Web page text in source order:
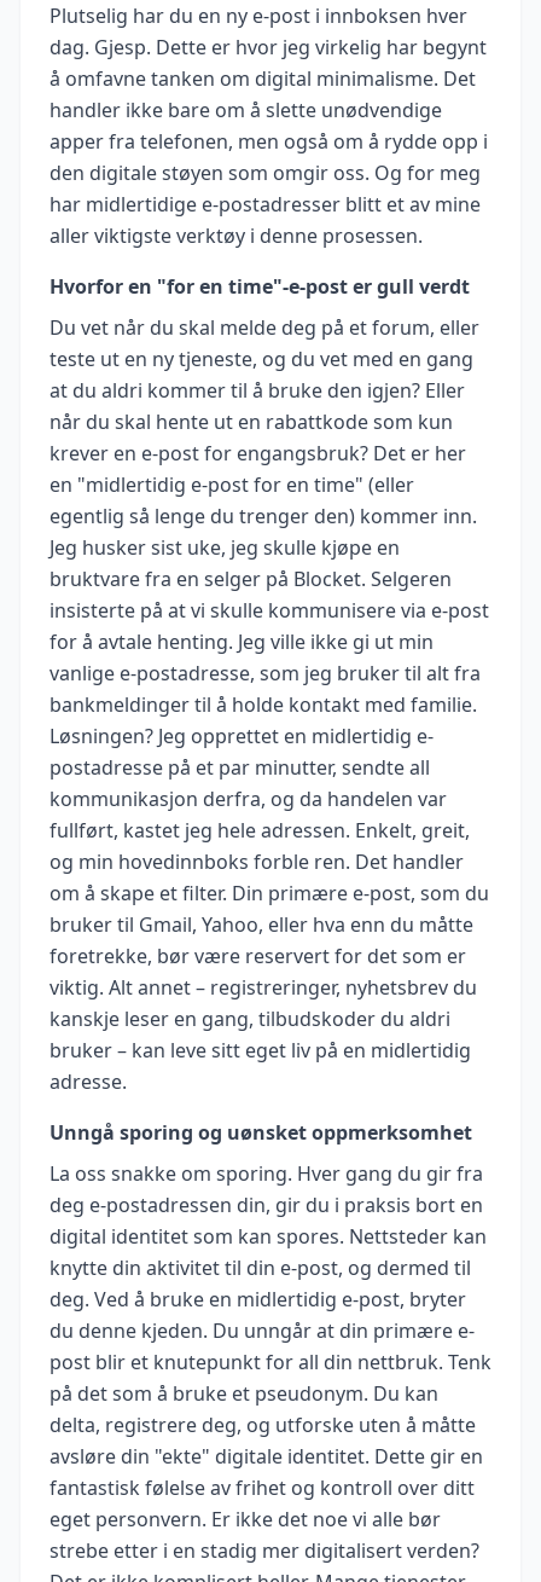
Plutselig har du en ny e-post i innboksen hver
dag. Gjesp. Dette er hvor jeg virkelig har begynt
å omfavne tanken om digital minimalisme. Det
handler ikke bare om å slette unødvendige
apper fra telefonen, men også om å rydde opp i
den digitale støyen som omgir oss. Og for meg
har midlertidige e-postadresser blitt et av mine
aller viktigste verktøy i denne prosessen.
Hvorfor en "for en time"-e-post er gull verdt
Du vet når du skal melde deg på et forum, eller
teste ut en ny tjeneste, og du vet med en gang
at du aldri kommer til å bruke den igjen? Eller
når du skal hente ut en rabattkode som kun
krever en e-post for engangsbruk? Det er her
en "midlertidig e-post for en time" (eller
egentlig så lenge du trenger den) kommer inn.
Jeg husker sist uke, jeg skulle kjøpe en
bruktvare fra en selger på Blocket. Selgeren
insisterte på at vi skulle kommunisere via e-post
for å avtale henting. Jeg ville ikke gi ut min
vanlige e-postadresse, som jeg bruker til alt fra
bankmeldinger til å holde kontakt med familie.
Løsningen? Jeg opprettet en midlertidig e-
postadresse på et par minutter, sendte all
kommunikasjon derfra, og da handelen var
fullført, kastet jeg hele adressen. Enkelt, greit,
og min hovedinnboks forble ren. Det handler
om å skape et filter. Din primære e-post, som du
bruker til Gmail, Yahoo, eller hva enn du måtte
foretrekke, bør være reservert for det som er
viktig. Alt annet – registreringer, nyhetsbrev du
kanskje leser en gang, tilbudskoder du aldri
bruker – kan leve sitt eget liv på en midlertidig
adresse.
Unngå sporing og uønsket oppmerksomhet
La oss snakke om sporing. Hver gang du gir fra
deg e-postadressen din, gir du i praksis bort en
digital identitet som kan spores. Nettsteder kan
knytte din aktivitet til din e-post, og dermed til
deg. Ved å bruke en midlertidig e-post, bryter
du denne kjeden. Du unngår at din primære e-
post blir et knutepunkt for all din nettbruk. Tenk
på det som å bruke et pseudonym. Du kan
delta, registrere deg, og utforske uten å måtte
avsløre din "ekte" digitale identitet. Dette gir en
fantastisk følelse av frihet og kontroll over ditt
eget personvern. Er ikke det noe vi alle bør
strebe etter i en stadig mer digitalisert verden?